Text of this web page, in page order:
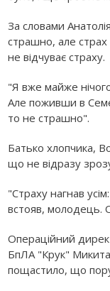
За словами
страшно, але страх
не відчуває страху.
"Я вже майже
Але поживши в
то не страшно".
Батько хлопчика,
що не відразу
"Страху нагнав
встояв, молодець.
Операційний
БпЛА "Крук"
пощастило, що